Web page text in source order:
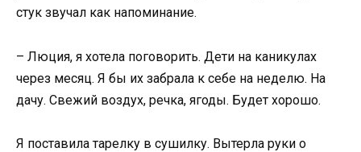
стук звучал как напоминание.
– Люция, я хотела поговорить. Дети на каникулах
через месяц. Я бы их забрала к себе на неделю. На
дачу. Свежий воздух, речка, ягоды. Будет хорошо.
Я поставила тарелку в сушилку. Вытерла руки о